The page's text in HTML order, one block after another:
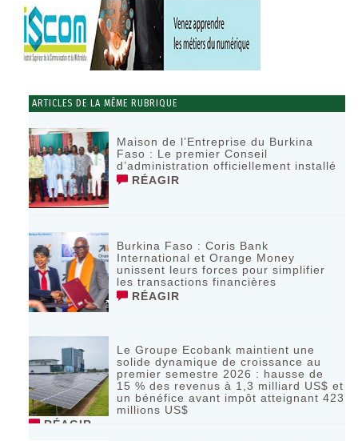
ARTICLES DE LA MÊME RUBRIQUE
Maison de l’Entreprise du Burkina
Faso : Le premier Conseil
d’administration officiellement installé
RÉAGIR
Burkina Faso : Coris Bank
International et Orange Money
unissent leurs forces pour simplifier
les transactions financières
RÉAGIR
Le Groupe Ecobank maintient une
solide dynamique de croissance au
premier semestre 2026 : hausse de
15 % des revenus à 1,3 milliard US$ et
un bénéfice avant impôt atteignant 423
millions US$
RÉAGIR